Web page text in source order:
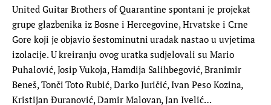
United Guitar Brothers of Quarantine spontani je projekat
grupe glazbenika iz Bosne i Hercegovine, Hrvatske i Crne
Gore koji je objavio šestominutni uradak nastao u uvjetima
izolacije. U kreiranju ovog uratka sudjelovali su Mario
Puhalović, Josip Vukoja, Hamdija Salihbegović, Branimir
Beneš, Tonči Toto Rubić, Darko Juričić, Ivan Peso Kozina,
Kristijan Đuranović, Damir Malovan, Jan Ivelić…